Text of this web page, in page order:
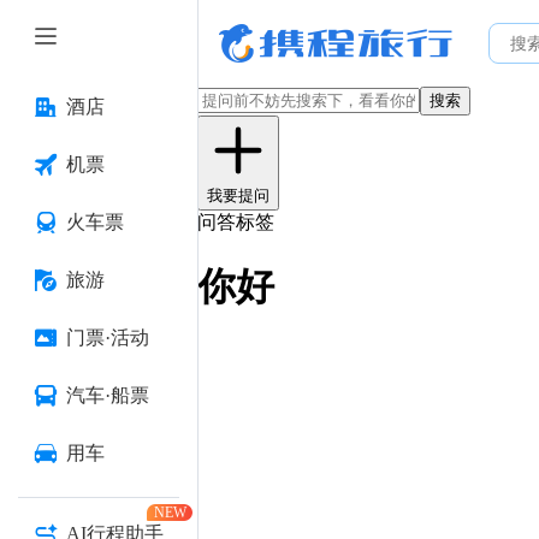
酒店
机票
火车票
旅游
门票·活动
汽车·船票
用车
AI行程助手
NEW
搜索
我要提问
问答标签
你好